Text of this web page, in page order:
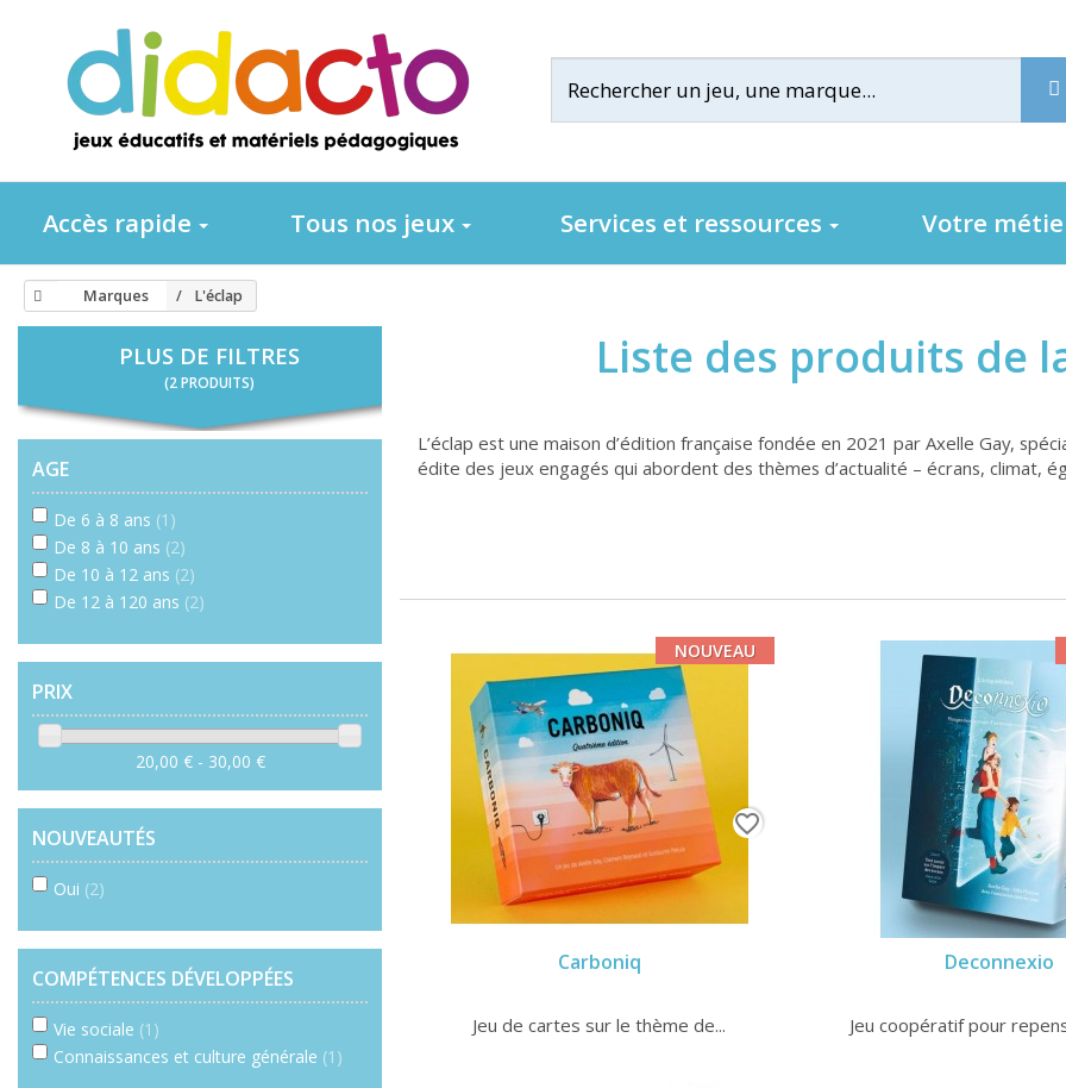
Accès rapide Tous nos jeux Services et ressources Votre
Marques L'éclap
PLUS DE FILTRES
(2 PRODUITS)
AGE
De 6 à 8 ans (1)
De 8 à 10 ans (2)
De 10 à 12 ans (2)
De 12 à 120 ans (2)
PRIX
20,00 € - 30,00 €
NOUVEAUTÉS
Oui (2)
COMPÉTENCES DÉVELOPPÉES
Vie sociale (1)
Connaissances et culture générale (1)
Liste des produits de
L’éclap est une maison d’édition française fondée en 2021 par Axelle Gay,
édite des jeux engagés qui abordent des thèmes d’actualité – écrans, climat,
Carboniq
Jeu de cartes sur le thème de...
NOUVEAU
favorite_border
Deconnexio
Jeu coopératif pour